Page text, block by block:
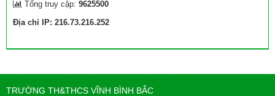
Tổng truy cập: 9625500
Địa chỉ IP: 216.73.216.252
TRƯỜNG TH&THCS VĨNH BÌNH BẮC